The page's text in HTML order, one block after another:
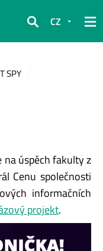
Hledat
CZ
SPY
na úspěch fakulty z
Cenu společnosti
informačních
projekt.